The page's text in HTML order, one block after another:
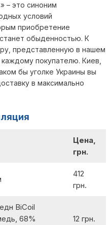
– это синоним
условий
приобретение
обыденностью. К
представленную в нашем
покупателю. Киев,
бы уголке Украины вы
в максимально
Цена,
грн.
412
грн.
BiCoil
68%
12 грн.